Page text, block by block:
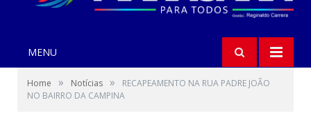
MENU
Home » Notícias »
RECAPEAMENTO NA RUA PADRE JOÃO
NO BAIRRO DA CAMPINA